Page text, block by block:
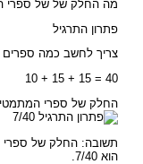
מה החלק של של ספרי
פתרון התרגיל
צריך לחשב כמה
40 = 15 + 15 + 10
החלק של ספרי המתמטיקה הוא
תשובה: החלק של
הוא 7/40.